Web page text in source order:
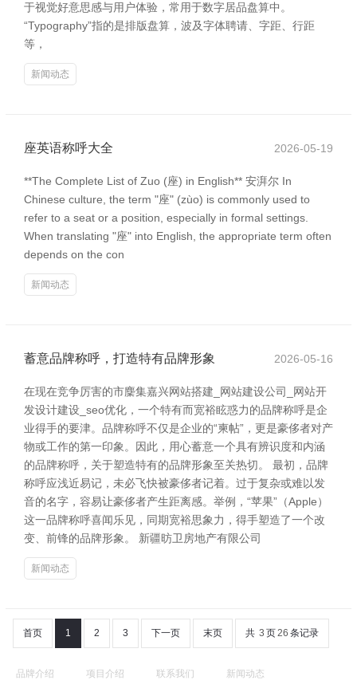
于视觉好意思感与用户体验，常用于数字居品盘算中。
“Typography”指的是排版盘算，波及字体聘请、字距、行距
等，
新闻动态
座英语称呼大全 2026-05-19
**The Complete List of Zuo (座) in English** 安湃尔 In
Chinese culture, the term "座" (zùo) is commonly used to
refer to a seat or a position, especially in formal settings.
When translating "座" into English, the appropriate term often
depends on the con
新闻动态
蓄意品牌称呼，打造特有品牌形象 2026-05-16
在现在竞争厉害的市麇集嘉兴网站搭建_网站建设公司_网站开
发设计建设_seo优化，一个特有而宽裕眩惑力的品牌称呼是企
业得手的要津。品牌称呼不仅是企业的“柬帖”，更是豪侈者对产
物或工作的第一印象。因此，用心蓄意一个具有辨识度和内涵
的品牌称呼，关于塑造特有的品牌形象至关热切。 最初，品牌
称呼应浅近易记，未必飞快被豪侈者记着。过于复杂或难以发
音的名字，容易让豪侈者产生距离感。举例，“苹果”（Apple）
这一品牌称呼喜闻乐见，同期宽裕思象力，得手塑造了一个改
变、前锋的品牌形象。 新疆昉卫房地产有限公司
新闻动态
首页 1 2 3 下一页 末页 共 3 页26 条记录
品牌介绍 项目介绍 联系我们 新闻动态